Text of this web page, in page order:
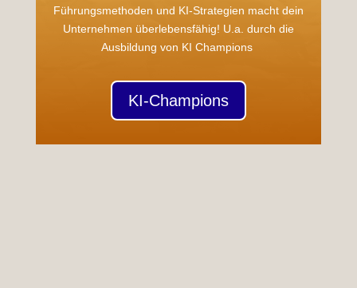
Führungsmethoden und KI-Strategien macht dein
Unternehmen überlebensfähig! U.a. durch die
Ausbildung von KI Champions
KI-Champions